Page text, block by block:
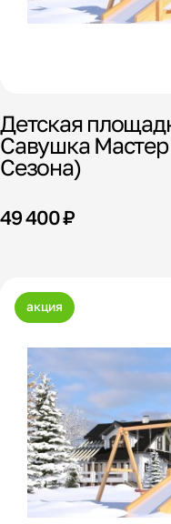
Детская
Савушка Мастер
Сезона)
49 400 ₽
акция